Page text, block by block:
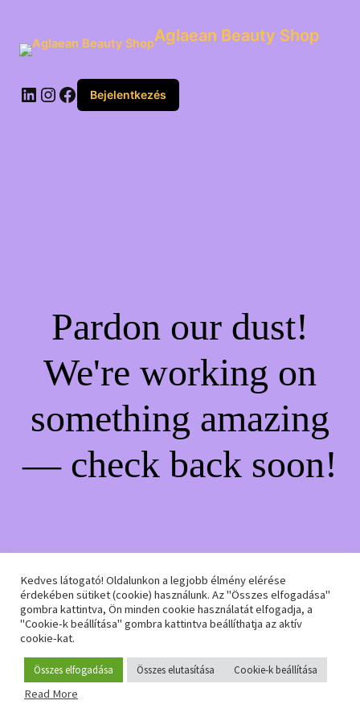
Aglaean Beauty Shop
Bejelentkezés
Pardon our dust!
We're working on
something amazing
— check back soon!
Kedves látogató! Oldalunkon a legjobb élmény elérése
érdekében sütiket (cookie) használunk. Az "Összes elfogadása"
gombra kattintva, Ön minden cookie használatát elfogadja, a
"Cookie-k beállítása" gombra kattintva beállíthatja az aktív
cookie-kat.
Összes elfogadása Összes elutasítása Cookie-k beállítása
Read More